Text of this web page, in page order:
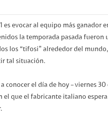
es evocar al equipo más ganador
la temporada pasada fueron
los “tifosi” alrededor del
tal situación.
conocer el día de hoy – viernes
el que el fabricante italiano